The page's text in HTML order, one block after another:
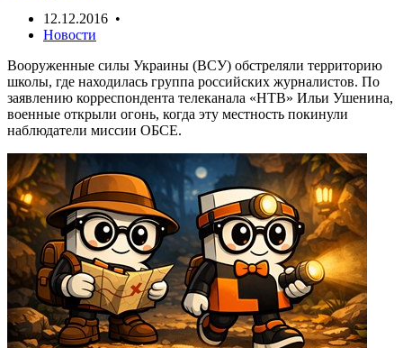
12.12.2016 •
Новости
Вооруженные силы Украины (ВСУ) обстреляли территорию
школы, где находилась группа российских журналистов. По
заявлению корреспондента телеканала «НТВ» Ильи Ушенина,
военные открыли огонь, когда эту местность покинули
наблюдатели миссии ОБСЕ.